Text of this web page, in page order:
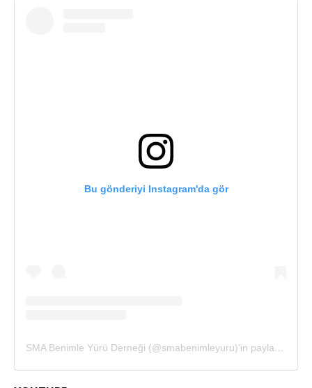
Bu gönderiyi Instagram'da gör
SMA Benimle Yürü Derneği (@smabenimleyuru)'in paylaştığı bir gönderi